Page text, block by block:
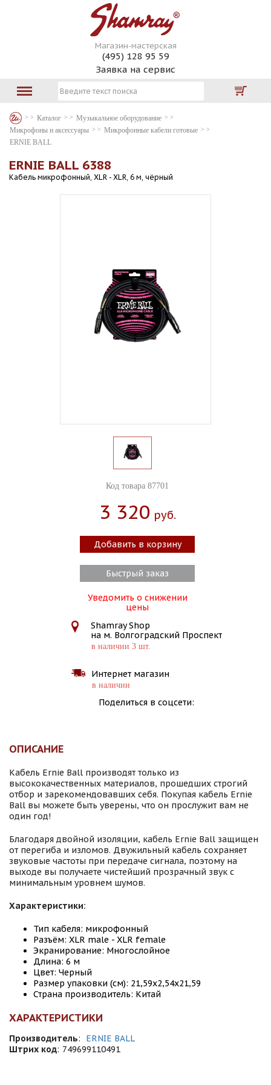
Магазин-мастерская
(495) 128 95 59
Заявка на сервис
Каталог
Музыкальное оборудование
Микрофоны и аксессуары
Микрофонные кабели готовые
ERNIE BALL
ERNIE BALL 6388
Кабель микрофонный, XLR - XLR, 6 м, чёрный
Код товара 87701
3 320 Руб.
Добавить в корзину
Быстрый заказ
Уведомить о снижении
цены
Shamray Shop
на м. Волгоградский Проспект
в наличии 3 шт.
Интернет магазин
в наличии
Поделиться в соцсети:
ОПИСАНИЕ
Кабель Ernie Ball производят только из
высококачественных материалов, прошедших строгий
отбор и зарекомендовавших себя. Покупая кабель Ernie
Ball вы можете быть уверены, что он прослужит вам не
один год!
Благодаря двойной изоляции, кабель Ernie Ball защищен
от перегиба и изломов. Двужильный кабель сохраняет
звуковые частоты при передаче сигнала, поэтому на
выходе вы получаете чистейший прозрачный звук с
минимальным уровнем шумов.
Характеристики:
Тип кабеля: микрофонный
Разъём: XLR male - XLR female
Экранирование: Многослойное
Длина: 6 м
Цвет: Черный
Размер упаковки (см): 21,59x2,54x21,59
Страна производитель: Китай
ХАРАКТЕРИСТИКИ
Производитель:
ERNIE BALL
Штрих код: 749699110491